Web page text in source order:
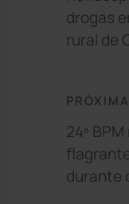
drogas
rural de
24º
durante